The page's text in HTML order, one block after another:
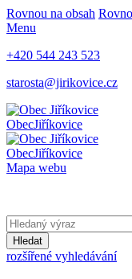
Rovnou na obsah
Menu
+420 544 243 523
starosta@jirikovice.cz
ObecJiříkovice
ObecJiříkovice
Mapa webu
Hledat
rozšířené vyhledávání